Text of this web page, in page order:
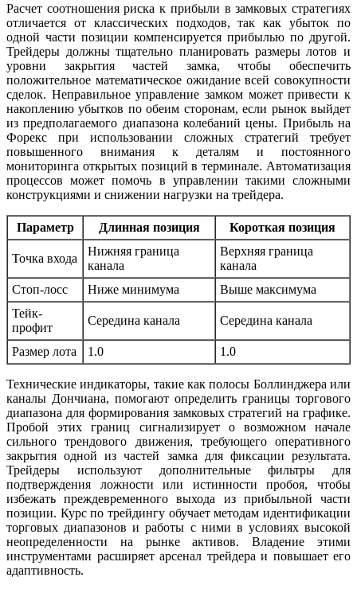
Расчет соотношения риска к прибыли в замковых стратегиях
отличается от классических подходов, так как убыток по
одной части позиции компенсируется прибылью по другой.
Трейдеры должны тщательно планировать размеры лотов и
уровни закрытия частей замка, чтобы обеспечить
положительное математическое ожидание всей совокупности
сделок. Неправильное управление замком может привести к
накоплению убытков по обеим сторонам, если рынок выйдет
из предполагаемого диапазона колебаний цены. Прибыль на
Форекс при использовании сложных стратегий требует
повышенного внимания к деталям и постоянного
мониторинга открытых позиций в терминале. Автоматизация
процессов может помочь в управлении такими сложными
конструкциями и снижении нагрузки на трейдера.
Параметр Длинная позиция Короткая позиция
Точка входа
Нижняя граница
канала
Верхняя граница
канала
Стоп-лосс
Ниже минимума
Выше максимума
Тейк-
профит
Середина канала Середина канала
Размер лота 1.0 1.0
Технические индикаторы, такие как полосы Боллинджера или
каналы Дончиана, помогают определить границы торгового
диапазона для формирования замковых стратегий на графике.
Пробой этих границ сигнализирует о возможном начале
сильного трендового движения, требующего оперативного
закрытия одной из частей замка для фиксации результата.
Трейдеры используют дополнительные фильтры для
подтверждения ложности или истинности пробоя, чтобы
избежать преждевременного выхода из прибыльной части
позиции. Курс по трейдингу обучает методам идентификации
торговых диапазонов и работы с ними в условиях высокой
неопределенности на рынке активов. Владение этими
инструментами расширяет арсенал трейдера и повышает его
адаптивность.